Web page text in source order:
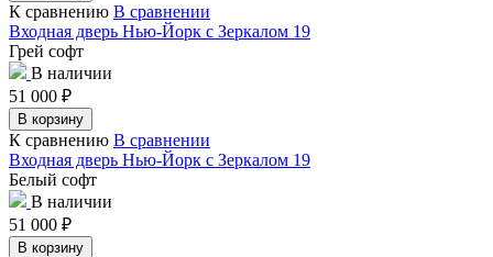
К сравнению В сравнении
Входная дверь Нью-Йорк с Зеркалом 19
Грей софт
В наличии
51 000 ₽
В корзину
К сравнению В сравнении
Входная дверь Нью-Йорк с Зеркалом 19
Белый софт
В наличии
51 000 ₽
В корзину